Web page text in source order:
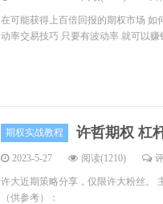
在可能获得上百倍回报的期权市场
动率交易技巧 只要有波动率 就可以赚
期权实战教程 许哲期权 杠
2023-5-27 阅读(1210)
许大近期策略分享，仅限许大粉丝。
（供参考）：